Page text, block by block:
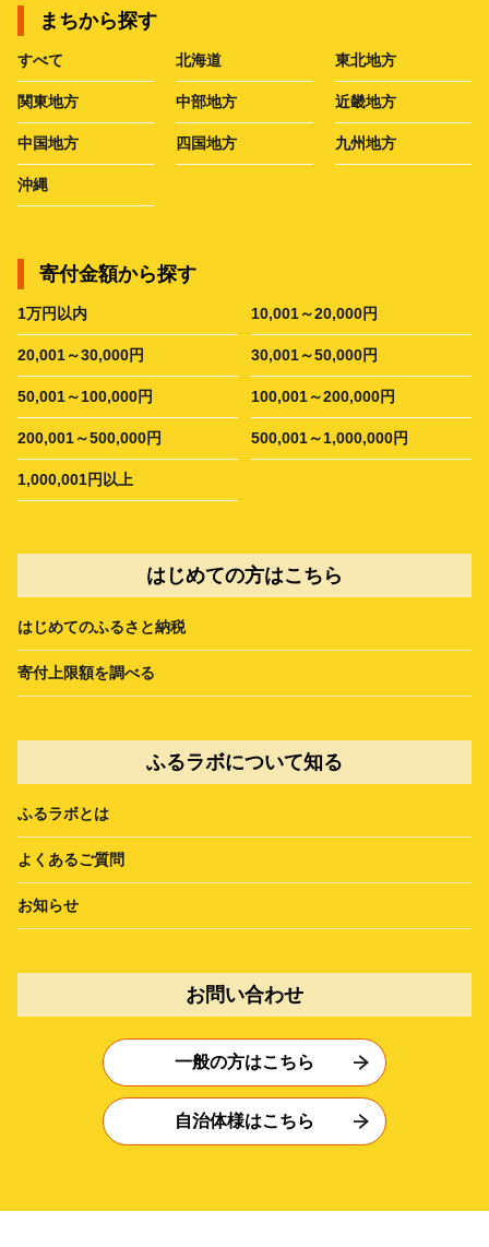
まちから探す
すべて 北海道 東北地方
関東地方 中部地方 近畿地方
中国地方 四国地方 九州地方
沖縄
寄付金額から探す
1万円以内 10,001～20,000円
20,001～30,000円 30,001～50,000円
50,001～100,000円 100,001～200,000円
200,001～500,000円 500,001～1,000,000円
1,000,001円以上
はじめての方はこちら
はじめてのふるさと納税
寄付上限額を調べる
ふるラボについて知る
ふるラボとは
よくあるご質問
お知らせ
お問い合わせ
一般の方はこちら
自治体様はこちら